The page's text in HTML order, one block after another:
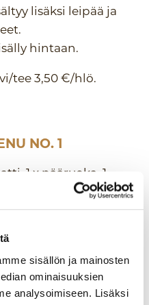
sisällön ja mainosten
ominaisuuksien
analysoimiseen. Lisäksi
lisäksi leipää ja
hintaan.
tee 3,50 €/hlö.
NO. 1
1 x pääruoka, 1
1 x jälkiruoka
NO. 2